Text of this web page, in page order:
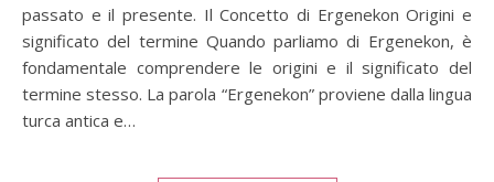
passato e il presente. Il Concetto di Ergenekon Origini e
significato del termine Quando parliamo di Ergenekon, è
fondamentale comprendere le origini e il significato del
termine stesso. La parola “Ergenekon” proviene dalla lingua
turca antica e…